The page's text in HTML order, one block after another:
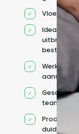
Vloeiend
Ideaal
uitbreiden
Werkt
aansturing
Geschikt
teams
duidelijke